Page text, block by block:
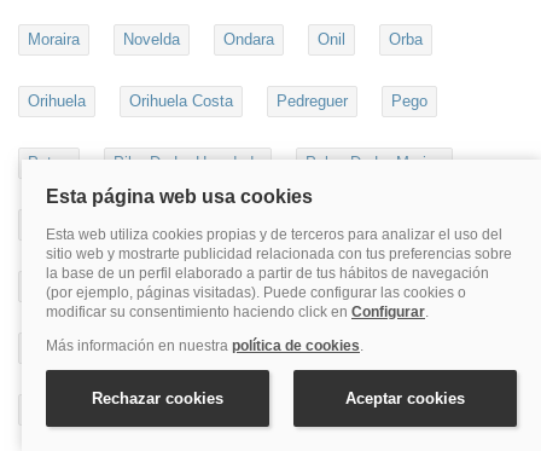
Moraira Novelda Ondara Onil Orba
Orihuela Orihuela Costa Pedreguer Pego
Petrer Pilar De La Horadada Polop De La Marina
Rincón De Loix Rojales San Fulgencio
San Juan De Alicante San Vicente Del Raspeig
Santa Pola Terra Mítica Torrellano
Villajoyosa Villena